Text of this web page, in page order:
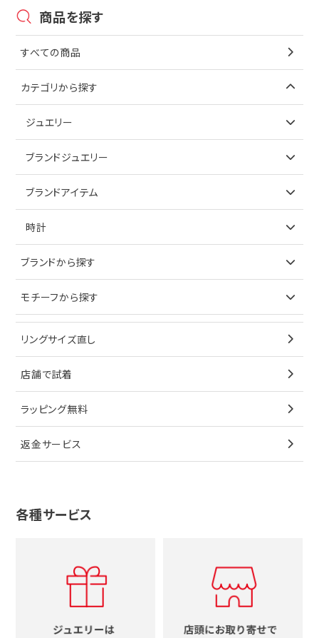
商品を探す
すべての商品
カテゴリから探す
ジュエリー
アイテムで探す
ブレスレット
ペンダントトップ
ブローチ
その他
ノーブランドジュエリーをすべて見る
ブランドジュエリー
アイテムで探す
イヤリング
ブレスレット
ペンダントトップ
ブローチ
その他
ティファニー
ブルガリ
グッチ
ブランドアイテム
アイテムで探す
キーケース
サングラス
シューズ
香水
シャネル
コーチ
時計
ブランドで探す
オメガ
シャネル
タグホイヤー
カルティエ
セイコー
メンズ時計
時計をすべて見る
ブランドから探す
ティファニー
ブルガリ
カルティエ
ウノアエレ
4℃
グッチ
ルイヴィトン
エルメス
モチーフから探す
星
リボン
花
十字架
イニシャル
リングサイズ直し
店舗で試着
ラッピング無料
返金サービス
各種サービス